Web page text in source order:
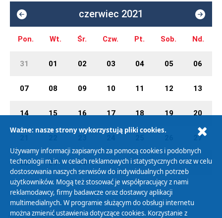
czerwiec 2021
Pon. Wt. Śr. Czw. Pt. Sob. Nd.
31 01 02 03 04 05 06
07 08 09 10 11 12 13
14 15 16 17 18 19 20
27
28 29 30 01 02 03 04
Ważne: nasze strony wykorzystują pliki cookies.
Używamy informacji zapisanych za pomocą cookies i podobnych
technologii m.in. w celach reklamowych i statystycznych oraz w celu
dostosowania naszych serwisów do indywidualnych potrzeb
użytkowników. Mogą też stosować je współpracujący z nami
reklamodawcy, firmy badawcze oraz dostawcy aplikacji
multimedialnych. W programie służącym do obsługi internetu
można zmienić ustawienia dotyczące cookies. Korzystanie z